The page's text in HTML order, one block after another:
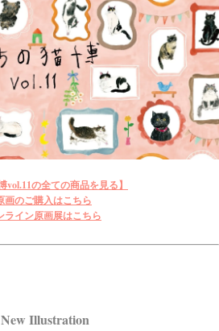
vol.11の全ての商品を見る】
のご購入はこちら
イン原画展はこちら
Illustration